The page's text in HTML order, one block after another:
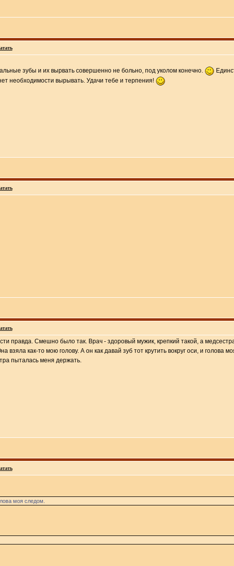
зубы и их вырвать совершенно не больно, под уколом конечно.
необходимости вырывать. Удачи тебе и терпения!
правда. Смешно было так. Врач - здоровый мужик, крепкий такой, а
взяла как-то мою голову. А он как давай зуб тот крутить вокруг оси, и
пыталась меня держать.
моя следом.